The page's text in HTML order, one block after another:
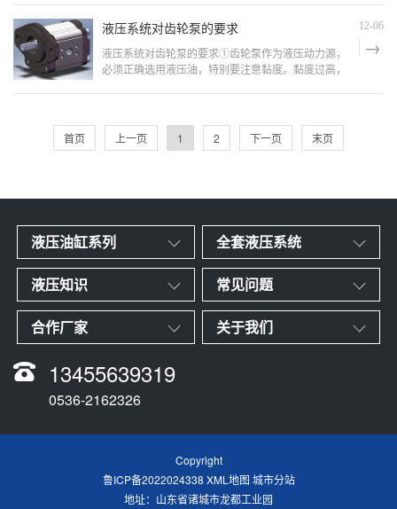
压盖的，但因塑料冷缩，易造成密封不良。解决办法
是，用丙酮或无水酒精将前后端
液压系统对齿轮泵的要求 12-06
液压系统对齿轮泵的要求①齿轮泵作为液压动力源，
必须正确选用液压油，特别要注意黏度。黏度过高，
30-1的液压油。夏天可选用30＃液压油，冬天选用
20＃液压油。一般一年左右换
首页 上一页 1 2 下一页 末页
液压油缸系列 全套液压系统
液压知识 常见问题
合作厂家 关于我们
13455639319
0536-2162326
Copyright
鲁ICP备2022024338 XML地图 城市分站
地址：山东省诸城市龙都工业园